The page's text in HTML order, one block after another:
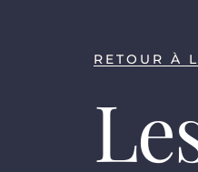
RETOUR À